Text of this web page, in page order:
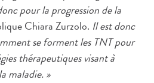
pour la progression de la
Chiara Zurzolo. Il est donc
se forment les TNT pour
thérapeutiques visant à
maladie. »